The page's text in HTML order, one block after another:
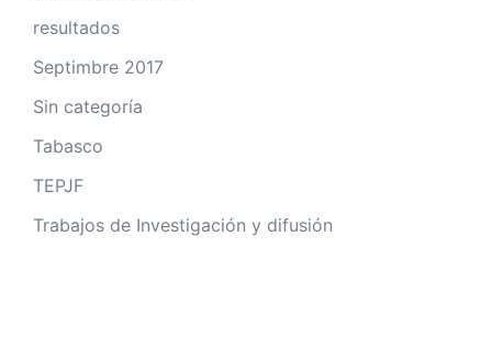
resultados
Septimbre 2017
Sin categoría
Tabasco
TEPJF
Trabajos de Investigación y difusión